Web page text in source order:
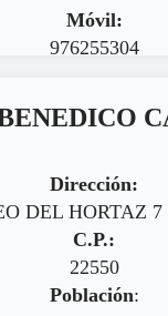
Móvil:
976255304
Dirección:
DEL HORTAZ 7
C.P.:
22550
Población: